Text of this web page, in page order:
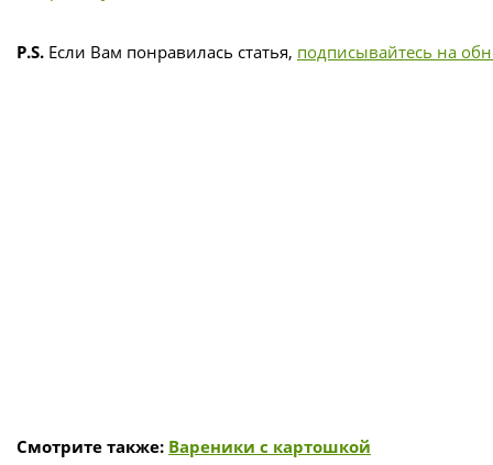
P.S. Если Вам понравилась статья, подписывайтесь на
Смотрите также: Вареники с картошкой